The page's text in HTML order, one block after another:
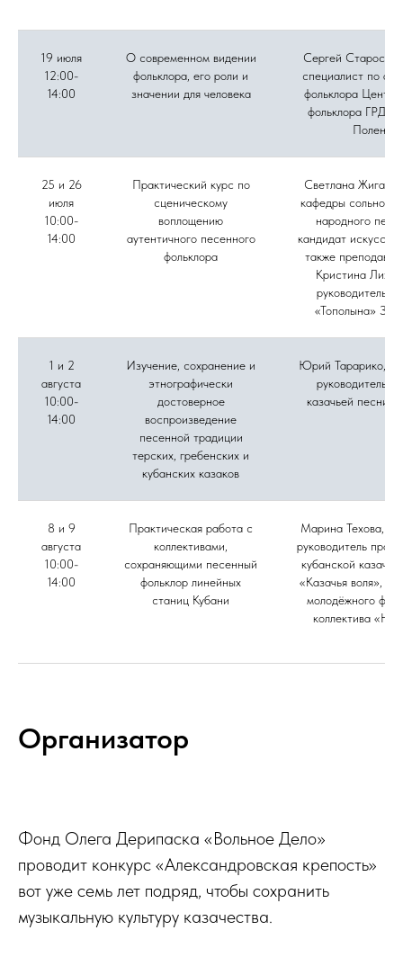
19 июля
12:00-
14:00
О современном видении
фольклора, его роли и
значении для человека
Сергей
специалист по
фольклора Центра
фольклора
Поленова
25 и 26
июля
10:00-
14:00
Практический курс по
сценическому
воплощению
аутентичного песенного
фольклора
Светлана
кафедры сольного
народного
кандидат
также
Кристина
руководитель
«Тополына» Зоя
1 и 2
августа
10:00-
14:00
Изучение, сохранение и
этнографически
достоверное
воспроизведение
песенной традиции
терских, гребенских и
кубанских казаков
Юрий Тарарико,
руководитель
казачьей песни
8 и 9
августа
10:00-
14:00
Практическая работа с
коллективами,
сохраняющими песенный
фольклор линейных
станиц Кубани
Марина Техова,
руководитель
кубанской
«Казачья воля»,
молодёжного
коллектива
Организатор
Фонд Олега Дерипаска «Вольное Дело»
проводит конкурс «Александровская крепость»
вот уже семь лет подряд, чтобы сохранить
музыкальную культуру казачества.